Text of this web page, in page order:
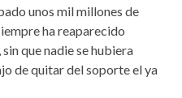
unos mil millones de
ha reaparecido
que nadie se hubiera
de quitar del soporte el ya